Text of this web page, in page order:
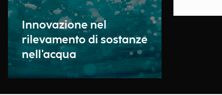
Innovazione nel
rilevamento di sostanze
nell'acqua